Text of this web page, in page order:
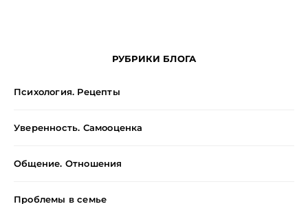
РУБРИКИ БЛОГА
Психология. Рецепты
Уверенность. Самооценка
Общение. Отношения
Проблемы в семье